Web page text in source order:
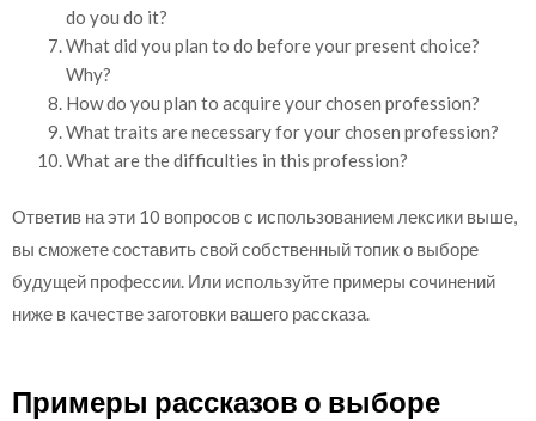
do you do it?
What did you plan to do before your present choice?
Why?
How do you plan to acquire your chosen profession?
What traits are necessary for your chosen profession?
What are the difficulties in this profession?
Ответив на эти 10 вопросов с использованием лексики выше,
вы сможете составить свой собственный топик о выборе
будущей профессии. Или используйте примеры сочинений
ниже в качестве заготовки вашего рассказа.
Примеры рассказов о выборе